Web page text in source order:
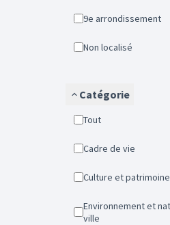
9e arrondissement
Non localisé
Catégorie
Tout
Cadre de vie
Culture et patrimoine
Environnement et nature en
ville